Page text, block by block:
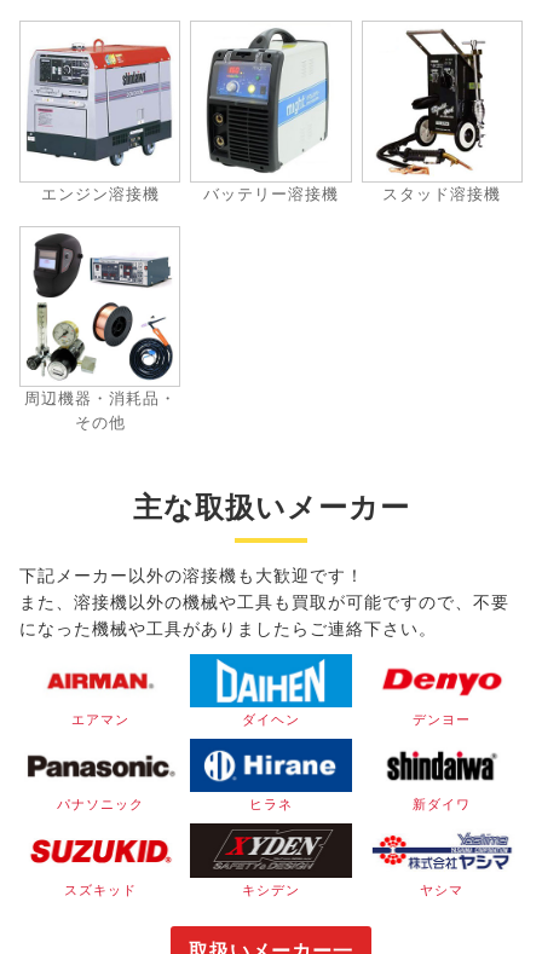
エンジン溶接機 バッテリー溶接機 スタッド溶接機
周辺機器・消耗品・
その他
主な取扱いメーカー
下記メーカー以外の溶接機も大歓迎です！
また、溶接機以外の機械や工具も買取が可能ですので、不要
になった機械や工具がありましたらご連絡下さい。
エアマン ダイヘン デンヨー
パナソニック ヒラネ 新ダイワ
スズキッド キシデン ヤシマ